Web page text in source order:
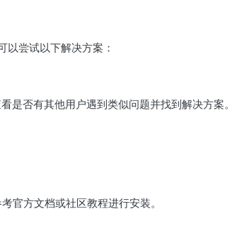
以尝试以下解决方案：
是否有其他用户遇到类似问题并找到解决方案。
官方文档或社区教程进行安装。